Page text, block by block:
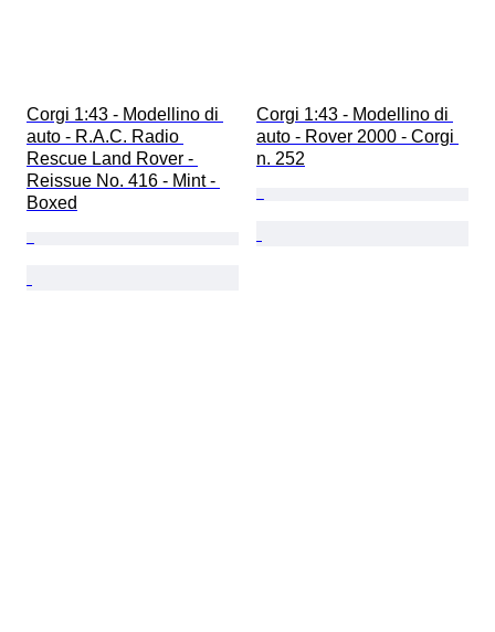
Corgi 1:43 - Modellino di
auto - R.A.C. Radio
Rescue Land Rover -
Reissue No. 416 - Mint -
Boxed
Corgi 1:43 - Modellino di
auto - Rover 2000 - Corgi
n. 252